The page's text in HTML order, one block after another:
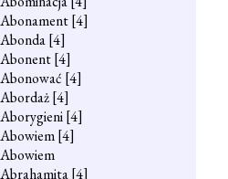
Abonament[4]
Abonda[4]
Abonent[4]
Abonować [4]
Abordaż[4]
Aborygieni[4]
Abowiem[4]
Abowiem
Abrahamita[4]